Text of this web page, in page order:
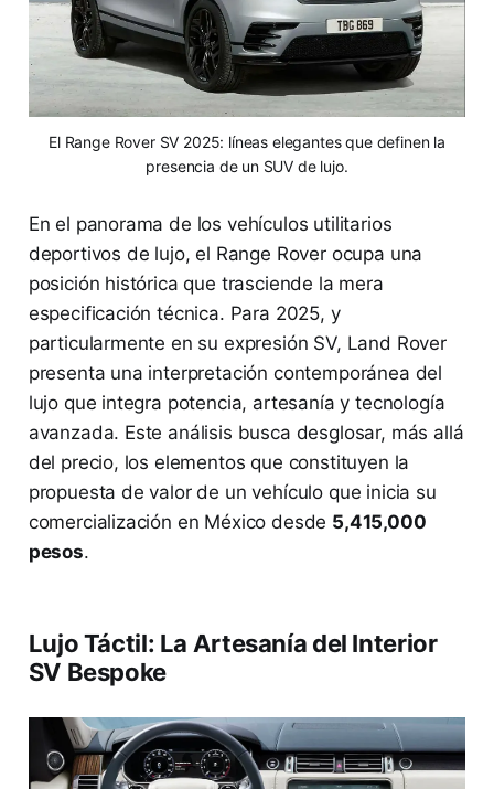
El Range Rover SV 2025: líneas elegantes que definen la
presencia de un SUV de lujo.
En el panorama de los vehículos utilitarios
deportivos de lujo, el Range Rover ocupa una
posición histórica que trasciende la mera
especificación técnica. Para 2025, y
particularmente en su expresión SV, Land Rover
presenta una interpretación contemporánea del
lujo que integra potencia, artesanía y tecnología
avanzada. Este análisis busca desglosar, más allá
del precio, los elementos que constituyen la
propuesta de valor de un vehículo que inicia su
comercialización en México desde 5,415,000
pesos.
Lujo Táctil: La Artesanía del Interior
SV Bespoke